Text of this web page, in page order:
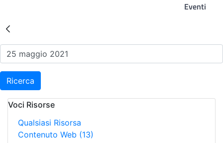
Eventi
Risultati della Ricerca -
Ricerca
Voci Risorse
Qualsiasi Risorsa
Contenuto Web (13)